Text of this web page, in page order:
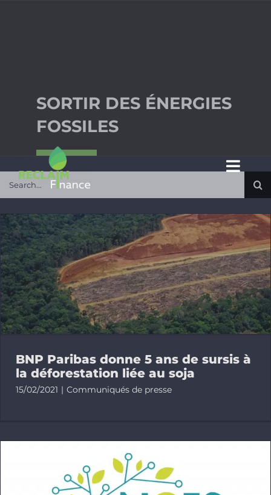
A propos
Enjeux
Outils
Bluesky
SORTIR DES ÉNERGIES
FOSSILES
BNP Paribas donne 5 ans de sursis à
la déforestation liée au soja
15/02/2021 | Communiqués de presse